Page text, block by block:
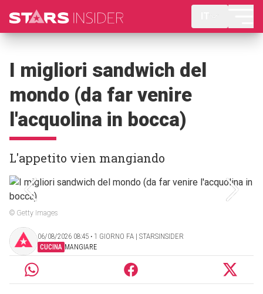
I migliori sandwich del
mondo (da far venire
l'acquolina in bocca)
L'appetito vien mangiando
© Getty Images
06/08/2026 08:45 ‧ 1 GIORNO FA | STARSINSIDER
CUCINA MANGIARE